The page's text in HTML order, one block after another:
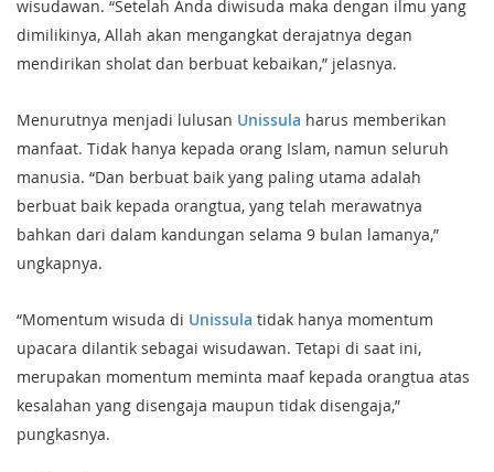
wisudawan. “Setelah Anda diwisuda maka dengan ilmu yang
dimilikinya, Allah akan mengangkat derajatnya degan
mendirikan sholat dan berbuat kebaikan,” jelasnya.
Menurutnya menjadi lulusan Unissula harus memberikan
manfaat. Tidak hanya kepada orang Islam, namun seluruh
manusia. “Dan berbuat baik yang paling utama adalah
berbuat baik kepada orangtua, yang telah merawatnya
bahkan dari dalam kandungan selama 9 bulan lamanya,”
ungkapnya.
“Momentum wisuda di Unissula tidak hanya momentum
upacara dilantik sebagai wisudawan. Tetapi di saat ini,
merupakan momentum meminta maaf kepada orangtua atas
kesalahan yang disengaja maupun tidak disengaja,”
pungkasnya.